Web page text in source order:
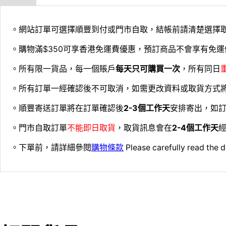
。網站訂單可選擇順豐到付或門市自取，結帳前請清楚選擇
。購物滿$350可享香港免運費優惠，預訂商品不會享有免
。所有限一貨品，每一個賬戶每天只可購買一次 ，所有同日
。所有訂單一經確認後不可取消，如需更改資料或取貨方式
。順豐寄送訂單將在訂單確認後2-3個工作天安排寄出，如
。門市自取訂單不能即日取貨 ，取貨訊息會在2-4個工作天
。下單前，請詳細參閱購物條款 Please carefully read the